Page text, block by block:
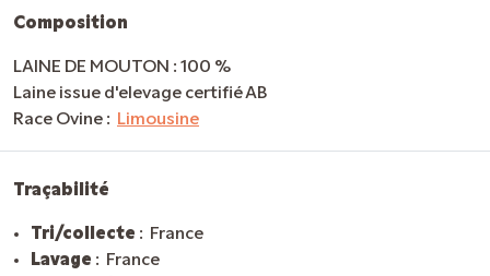
Composition
LAINE DE MOUTON : 100 %
Laine issue d'elevage certifié AB
Race Ovine : Limousine
Traçabilité
Tri/collecte : France
Lavage : France